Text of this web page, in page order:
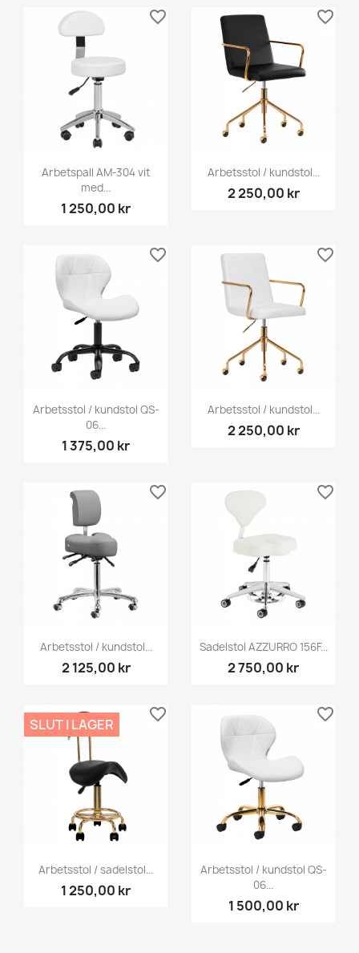
Arbetspall AM-304 vit
med...
1 250,00 kr
favorite_border
Arbetsstol / kundstol...
2 250,00 kr
favorite_border
Arbetsstol / kundstol QS-
06...
1 375,00 kr
favorite_border
Arbetsstol / kundstol...
2 250,00 kr
favorite_border
Arbetsstol / kundstol...
2 125,00 kr
favorite_border
Sadelstol AZZURRO 156F...
2 750,00 kr
favorite_border
Arbetsstol / sadelstol...
1 250,00 kr
SLUT I LAGER
favorite_border
Arbetsstol / kundstol QS-
06...
1 500,00 kr
favorite_border